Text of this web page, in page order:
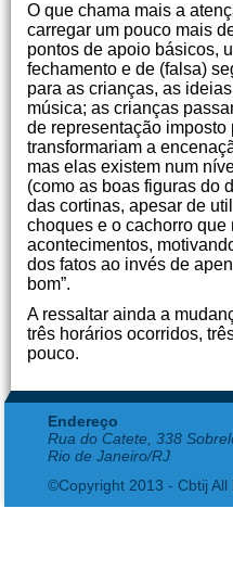
O que chama mais a
carregar um pouco mais
pontos de apoio básicos,
fechamento e de (falsa)
para as crianças, as
música; as crianças
de representação
transformariam a
mas elas existem num
(como as boas figuras do
das cortinas, apesar de
choques e o cachorro que
acontecimentos,
dos fatos ao invés de
bom”.
A ressaltar ainda a
três horários ocorridos,
pouco.
Endereço
Rua do Catete, 338
Rio de Janeiro/RJ
©Copyright 2013 - Cbtij